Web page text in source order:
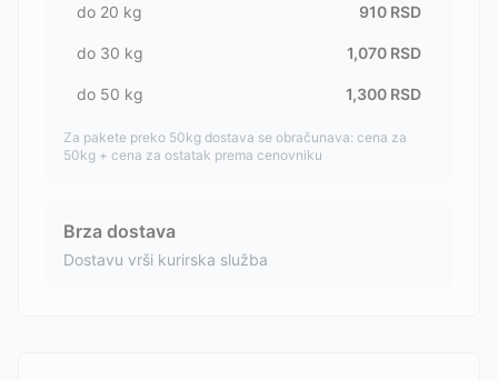
do 20 kg 910 RSD
do 30 kg 1,070 RSD
do 50 kg 1,300 RSD
Za pakete preko 50kg dostava se obračunava: cena za
50kg + cena za ostatak prema cenovniku
Brza dostava
Dostavu vrši kurirska služba